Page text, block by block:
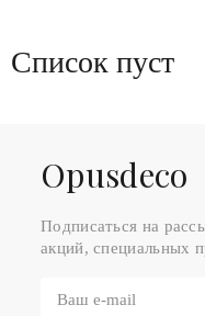
Список пуст
Оpusdeco
Подписаться на
акций, специальных